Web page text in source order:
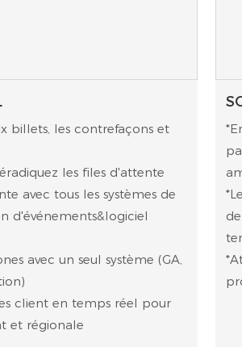
billets, les contrefaçons et
les files d'attente
avec tous les systèmes de
d'événements&logiciel
avec un seul système (GA,
client en temps réel pour
et régionale